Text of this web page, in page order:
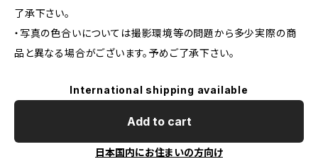
了承下さい。
・写真の色合いについては撮影環境等の問題から多少実際の商
品と異なる場合がございます。予めご了承下さい。
International shipping available
Add to cart
日本国内にお住まいの方向け